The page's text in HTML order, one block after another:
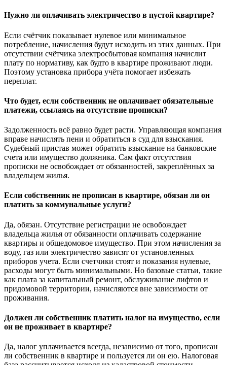
Нужно ли оплачивать электричество в пустой квартире?
Если счётчик показывает нулевое или минимальное
потребление, начисления будут исходить из этих данных. При
отсутствии счётчика электросбытовая компания начислит
плату по нормативу, как будто в квартире проживают люди.
Поэтому установка прибора учёта помогает избежать
переплат.
Что будет, если собственник не оплачивает обязательные
платежи, ссылаясь на отсутствие прописки?
Задолженность всё равно будет расти. Управляющая компания
вправе начислять пени и обратиться в суд для взыскания.
Судебный пристав может обратить взыскание на банковские
счета или имущество должника. Сам факт отсутствия
прописки не освобождает от обязанностей, закреплённых за
владельцем жилья.
Если собственник не прописан в квартире, обязан ли он
платить за коммунальные услуги?
Да, обязан. Отсутствие регистрации не освобождает
владельца жилья от обязанности оплачивать содержание
квартиры и общедомовое имущество. При этом начисления за
воду, газ или электричество зависят от установленных
приборов учета. Если счетчики стоят и показания нулевые,
расходы могут быть минимальными. Но базовые статьи, такие
как плата за капитальный ремонт, обслуживание лифтов и
придомовой территории, начисляются вне зависимости от
проживания.
Должен ли собственник платить налог на имущество, если
он не проживает в квартире?
Да, налог уплачивается всегда, независимо от того, прописан
ли собственник в квартире и пользуется ли он ею. Налоговая